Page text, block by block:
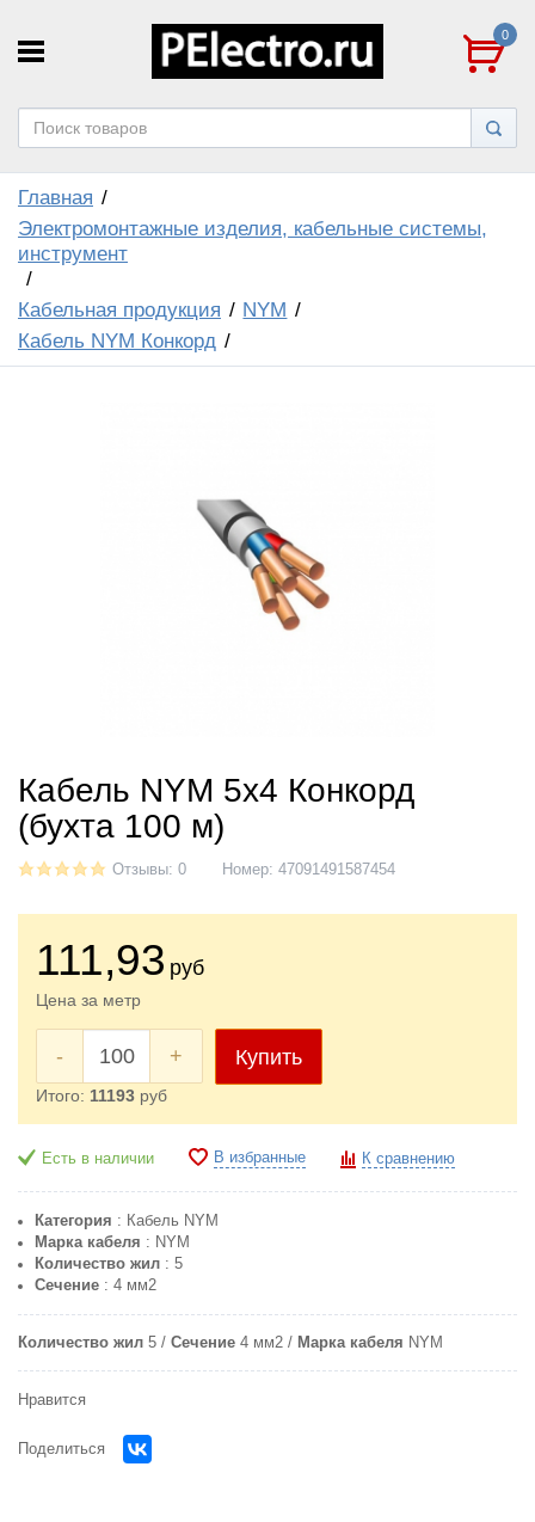
0
Главная
Электромонтажные изделия, кабельные системы,
инструмент
Кабельная продукция
NYM
Кабель NYM Конкорд
Кабель NYM 5x4 Конкорд
(бухта 100 м)
Отзывы: 0 Номер: 47091491587454
111,93 руб
Цена за метр
- + Купить
Итого: 11193 руб
Есть в наличии В избранные К сравнению
Категория : Кабель NYM
Марка кабеля : NYM
Количество жил: 5
Сечение: 4 мм2
Количество жил 5 Сечение 4 мм2 Марка кабеля NYM
Нравится
Поделиться